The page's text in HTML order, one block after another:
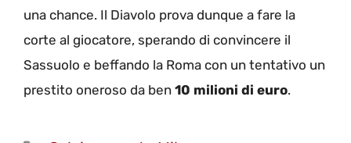
una chance. Il Diavolo prova dunque a fare la
corte al giocatore, sperando di convincere il
Sassuolo e beffando la Roma con un tentativo un
prestito oneroso da ben 10 milioni di euro.